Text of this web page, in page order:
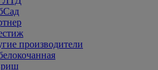
производители